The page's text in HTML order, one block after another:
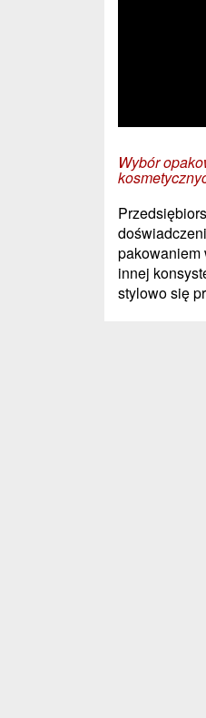
Wybór
pakowaniem
innej
stylowo się